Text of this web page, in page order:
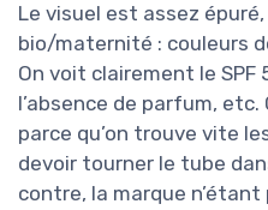
Le visuel est assez épuré,
bio/maternité : couleurs
On voit clairement le SPF
l’absence de parfum,
parce qu’on trouve vite
devoir tourner le tube
contre, la marque